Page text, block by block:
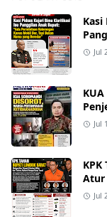
Jul
Jul
Atur
Jul